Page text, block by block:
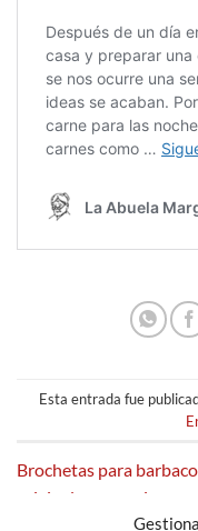
Esta entrada fue
Brochetas para
originales: consejos y
para sorprender